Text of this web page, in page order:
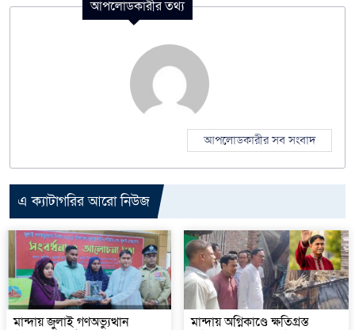
আপলোডকারীর তথ্য
আপলোডকারীর সব সংবাদ
এ ক্যাটাগরির আরো নিউজ
মান্দায় জুলাই গণঅভ্যুত্থান
মান্দায় অগ্নিকাণ্ডে ক্ষতিগ্রস্ত